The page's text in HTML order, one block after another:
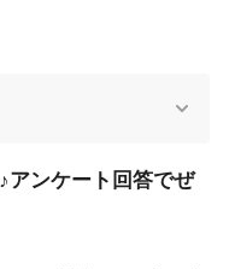
アンケート回答でぜ